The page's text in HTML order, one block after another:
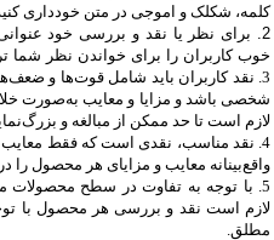
کلمه، شکلک و اموجی در متن خودداری
2. برای نظر یا نقد و بررسی خود
خوب کاربران را برای خواندن نظر شما
3. نقد کاربران باید شامل قوت‌ها و
شخصی باشد و مزایا و معایب به‌صورت
لازم است تا حد ممکن از مبالغه و
4. نقد مناسب، نقدی است که فقط معایب
واقع‌بینانه معایب و مزایای هر محصول را
5. با توجه به تفاوت در سطح محصولات
لازم است نقد و بررسی هر محصول با
مطلق.